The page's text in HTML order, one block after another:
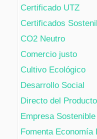
Certificado UTZ
Certificados
CO2 Neutro
Comercio justo
Cultivo Ecológico
Desarrollo Social
Directo del
Empresa Sostenible
Fomenta Economía